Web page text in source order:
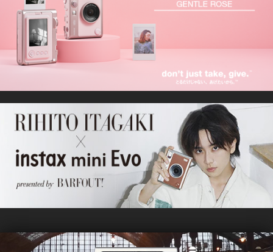
「instax mini Evo™」に限定モデル「PINK」が登場。
2024.04.22
instax mini Evo™ Brownが「レッドドット・デザイン賞
2024」の最高位「Best of the Best賞」を獲得！
2024.03.04
instax mini Evo™ Brownが世界的に権威のある「iFデザイン
賞」を受賞
「instax mini Evo™」に新色「BROWN」が登場。
2022.9.13
「instax mini Evo™」がIDEA賞2022のファイナリストに選定
2022.8.31